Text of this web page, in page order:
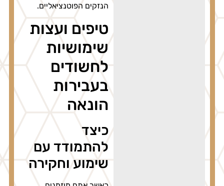
הנזקים הפוטנציאליים.
טיפים ועצות
שימושיות
לחשודים
בעבירות
הונאה
להתמודד עם
שימוע וחקירה